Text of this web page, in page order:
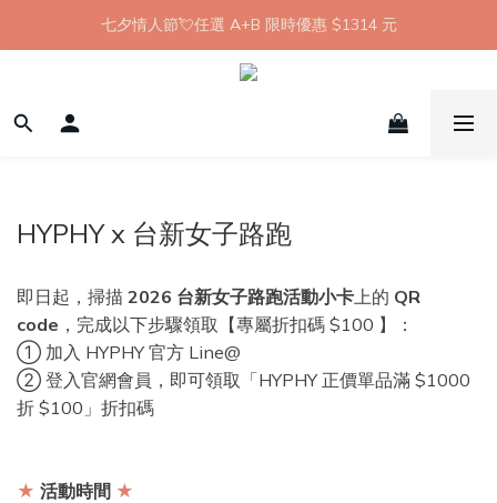
【8月限定】全館滿 1999 享 7-11 取貨不付款免運
七夕情人節💘任選 A+B 限時優惠 $1314 元
新會員首購 7-11 店到店免運 點我成為HYPHY Girl
【8月限定】全館滿 1999 享 7-11 取貨不付款免運
HYPHY x 台新女子路跑
即日起，掃描 2026 台新女子路跑活動小卡上的 QR
code ，完成以下步驟領取【專屬折扣碼 $100 】：
① 加入 HYPHY 官方 Line@
② 登入官網會員， 即可領取 「HYPHY 正價單品滿 $1000
折 $100 」折扣碼
★ 活動時間 ★